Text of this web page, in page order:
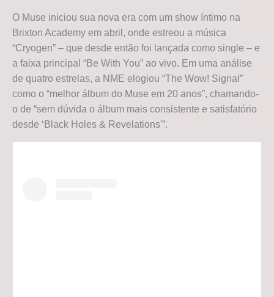
O Muse iniciou sua nova era com um show íntimo na
Brixton Academy em abril, onde estreou a música
“Cryogen” – que desde então foi lançada como single – e
a faixa principal “Be With You” ao vivo. Em uma análise
de quatro estrelas, a NME elogiou “The Wow! Signal”
como o “melhor álbum do Muse em 20 anos”, chamando-
o de “sem dúvida o álbum mais consistente e satisfatório
desde ‘Black Holes & Revelations'”.